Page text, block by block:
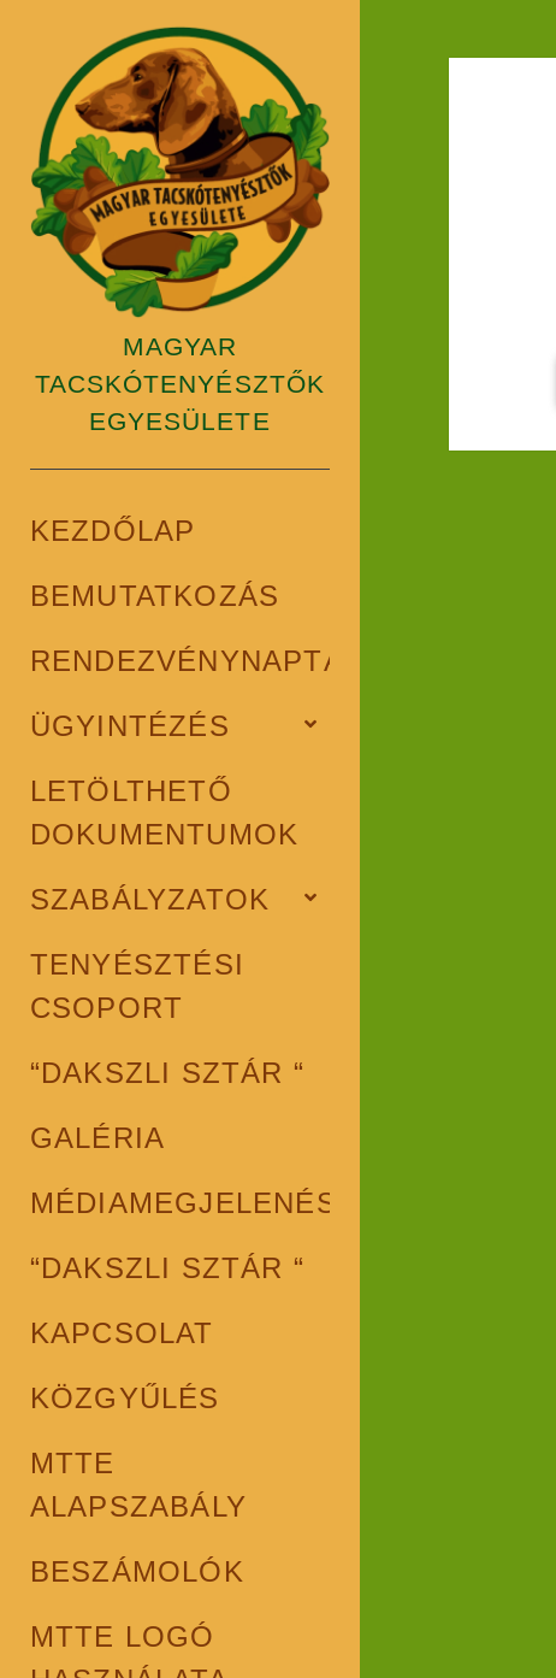
Magyar
Tacskótenyésztők
Egyesülete
MAGYAR
TACSKÓTENYÉSZTŐK
EGYESÜLETE
KEZDŐLAP
BEMUTATKOZÁS
RENDEZVÉNYNAPTÁR
ÜGYINTÉZÉS
open
LETÖLTHETŐ
DOKUMENTUMOK
SZABÁLYZATOK
open
TENYÉSZTÉSI
CSOPORT
“DAKSZLI SZTÁR “
GALÉRIA
MÉDIAMEGJELENÉSEK
“DAKSZLI SZTÁR “
KAPCSOLAT
KÖZGYŰLÉS
MTTE
ALAPSZABÁLY
BESZÁMOLÓK
MTTE LOGÓ